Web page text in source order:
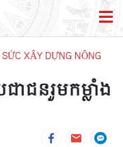
XÂY DỰNG NÔNG
ជនរួមកម្លាំង